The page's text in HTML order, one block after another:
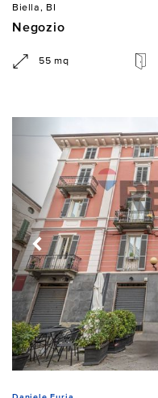
Biella, BI
Negozio
55 mq